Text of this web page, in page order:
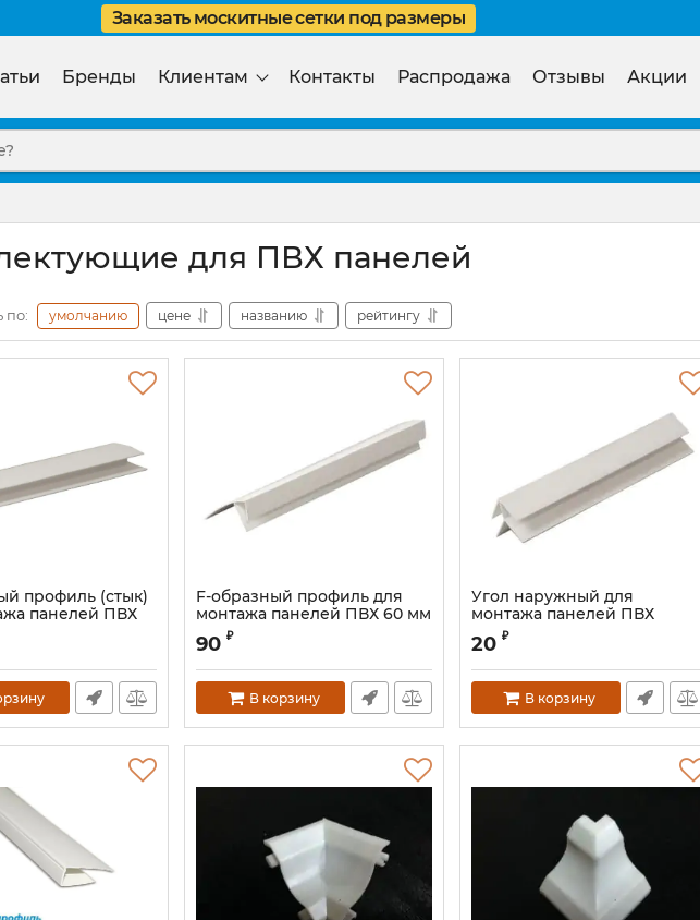
Заказать москитные сетки под размеры
Бренды Клиентам Контакты Распродажа Отзывы Акции
для ПВХ панелей
по: умолчанию цене названию рейтингу
профиль (стык)
панелей ПВХ
F-образный профиль для
монтажа панелей ПВХ 60 мм
90 ₽
В корзину
Угол наружный для
монтажа панелей ПВХ
20 ₽
В корзину